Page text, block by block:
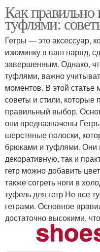
Как правильно
туфлями:
Гетры — это аксессуар,
изюминку в ваш наряд,
завершенным. Однако,
туфлями, важно
моментов. В этой
советы и стили, которые
правильный выбор.
они предназначены
шерстяные полоски,
брюками и туфлями. Они
декоративную, так и
гетр можно добавить
также согреть ноги в
туфель для гетр Не все
гетрами. Основное
достаточно высокими,